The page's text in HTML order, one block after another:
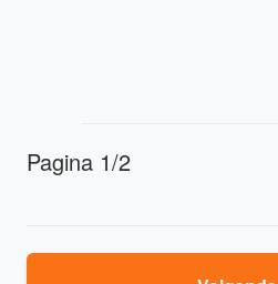
Pagina 1/2